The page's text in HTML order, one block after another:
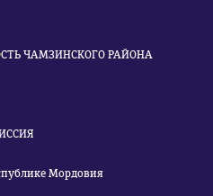
ЧАМЗИНСКОГО РАЙОНА
Мордовия